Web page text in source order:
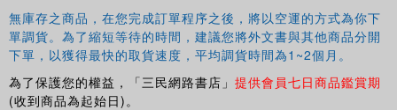
無庫存之商品，在您完成訂單程序之後，將以空運的方式為你下
單調貨。為了縮短等待的時間，建議您將外文書與其他商品分開
下單，以獲得最快的取貨速度，平均調貨時間為1~2個月。
為了保護您的權益，「三民網路書店」 提供會員七日商品鑑賞期
(收到商品為起始日)。